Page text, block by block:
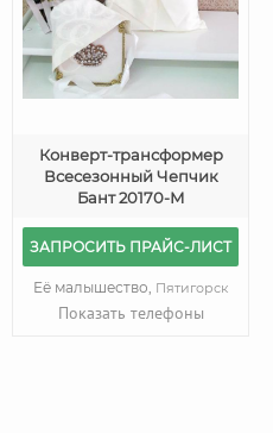
Конверт-трансформер
Всесезонный Чепчик
Бант 20170-М
ЗАПРОСИТЬ ПРАЙС-ЛИСТ
Её малышество, Пятигорск
Показать телефоны